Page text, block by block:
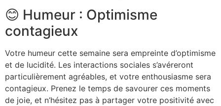
😊 Humeur : Optimisme
contagieux
Votre humeur cette semaine sera empreinte d’optimisme
et de lucidité. Les interactions sociales s’avéreront
particulièrement agréables, et votre enthousiasme sera
contagieux. Prenez le temps de savourer ces moments
de joie, et n’hésitez pas à partager votre positivité avec